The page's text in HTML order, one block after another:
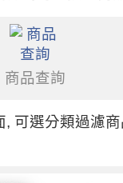
商品查詢
選分類過濾商